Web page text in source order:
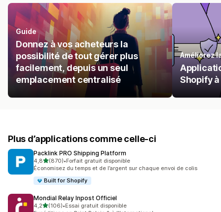
Guide
Donnez à vos acheteurs la
possibilité de tout gérer plus
facilement, depuis un seul
emplacement centralisé
Améliorez
Shopify à
Plus d’applications comme celle-ci
Packlink PRO Shipping Platform
4,8étoile(s) sur 5
(870)
870 avis au total
•Forfait gratuit disponible
Économisez du temps et de l’argent sur chaque envoi de colis
Built for Shopify
Mondial Relay Inpost Officiel
4,2étoile(s) sur 5
(106)
106 avis au total
•Essai gratuit disponible